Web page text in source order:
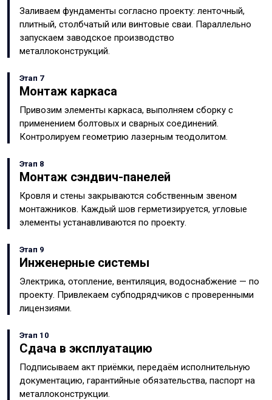
Заливаем фундаменты согласно проекту: ленточный,
плитный, столбчатый или винтовые сваи. Параллельно
запускаем заводское производство
металлоконструкций.
Этап 7
Монтаж каркаса
Привозим элементы каркаса, выполняем сборку с
применением болтовых и сварных соединений.
Контролируем геометрию лазерным теодолитом.
Этап 8
Монтаж сэндвич-панелей
Кровля и стены закрываются собственным звеном
монтажников. Каждый шов герметизируется, угловые
элементы устанавливаются по проекту.
Этап 9
Инженерные системы
Электрика, отопление, вентиляция, водоснабжение — по
проекту. Привлекаем субподрядчиков с проверенными
лицензиями.
Этап 10
Сдача в эксплуатацию
Подписываем акт приёмки, передаём исполнительную
документацию, гарантийные обязательства, паспорт на
металлоконструкции.